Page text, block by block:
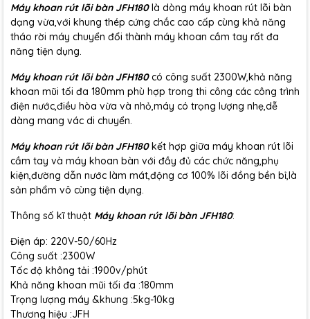
Máy khoan rút lõi bàn JFH180là dòng máy khoan rút lõi bàn
dạng vừa,với khung thép cứng chắc cao cấp cùng khả năng
tháo rời máy chuyển đổi thành máy khoan cầm tay rất đa
năng tiện dụng.
Máy khoan rút lõi bàn JFH180có công suất 2300W,khả năng
khoan mũi tối đa 180mm phù hợp trong thi công các công trình
điện nước,điều hòa vừa và nhỏ,máy có trọng lượng nhẹ,dễ
dàng mang vác di chuyển.
Máy khoan rút lõi bàn JFH180kết hợp giữa máy khoan rút lõi
cầm tay và máy khoan bàn với đầy đủ các chức năng,phụ
kiện,đường dẫn nước làm mát,động cơ 100% lõi đồng bền bỉ,là
sản phẩm vô cùng tiện dụng.
Thông số kĩ thuật Máy khoan rút lõi bàn JFH180:
Điện áp: 220V-50/60Hz
Công suất :2300W
Tốc độ không tải :1900v/phút
Khả năng khoan mũi tối đa :180mm
Trọng lượng máy &khung :5kg-10kg
Thương hiệu :JFH